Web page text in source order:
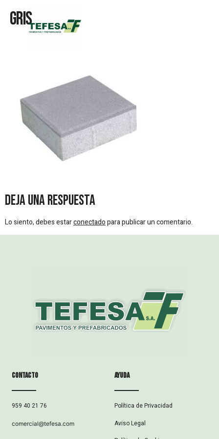
Gris
Deja una respuesta
Lo siento, debes estarconectadopara publicar un comentario.
Contacto
959 40 21 76
comercial@tefesa.com
ayuda
Política de Privacidad
Aviso Legal